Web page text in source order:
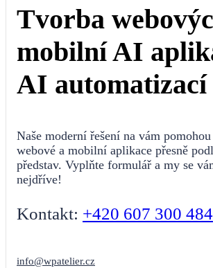
Tvorba
mobilní AI
AI automatizací
Naše moderní řešení na vám
webové a mobilní aplikace přesně
představ. Vyplňte formulář a my se
nejdříve!
Kontakt: +420 607 300 484
info@wpatelier.cz